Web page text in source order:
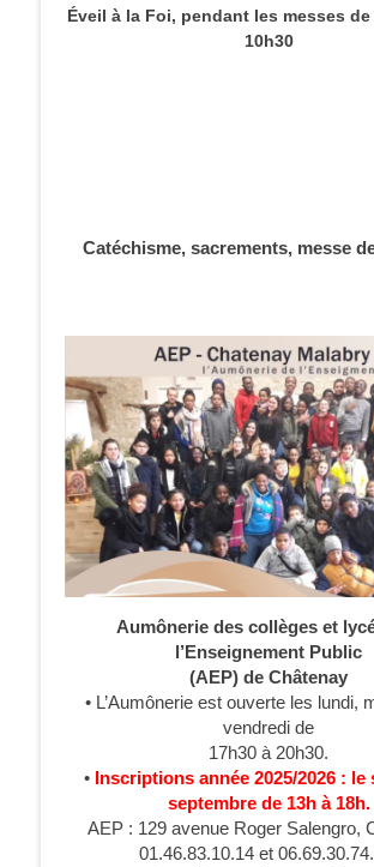
Éveil à la Foi, pendant les messes
10h30
Catéchisme, sacrements, messe
Aumônerie des collèges et
l’Enseignement Public
(AEP) de Châtenay
• L’Aumônerie est ouverte les lundi,
vendredi de
17h30 à 20h30.
• Inscriptions année 2025/2026 : le
septembre de 13h à 18h.
AEP : 129 avenue Roger Salengro,
01.46.83.10.14 et